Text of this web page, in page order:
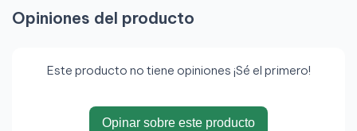
Opiniones del producto
Este producto no tiene opiniones ¡Sé el primero!
Opinar sobre este producto